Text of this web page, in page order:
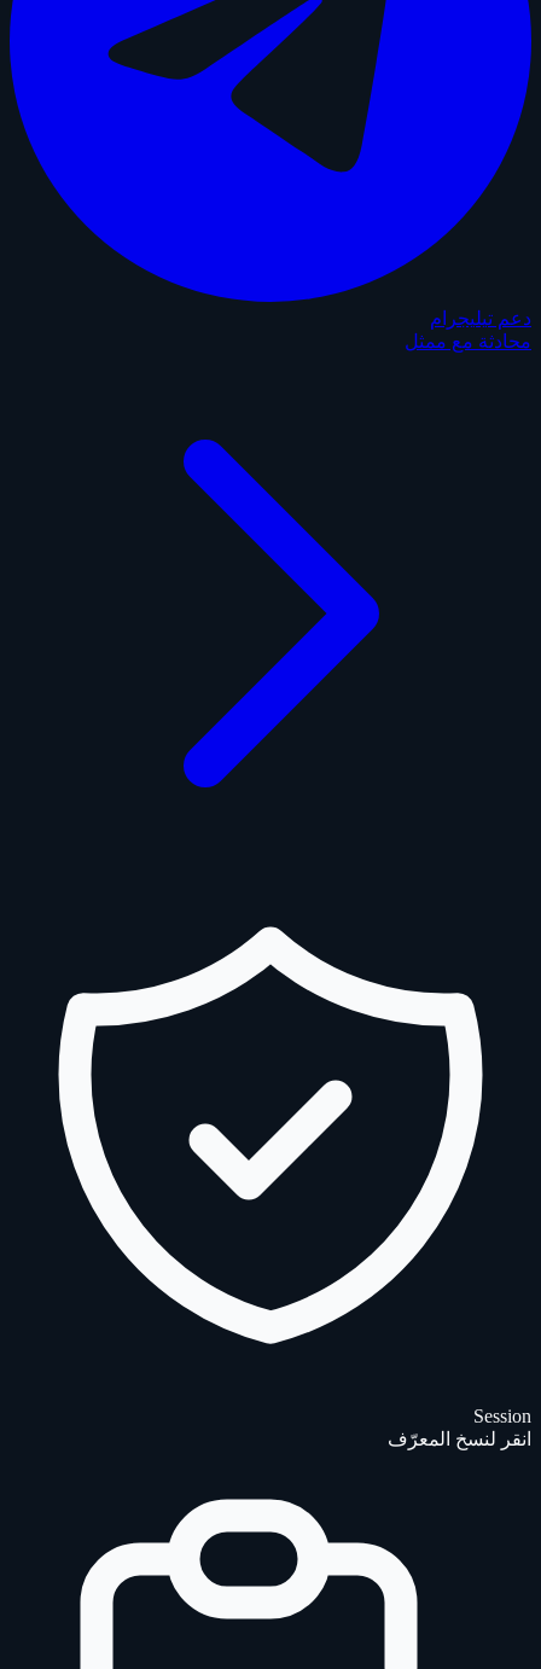
دعم تيليجرام
محادثة مع ممثل
Session
انقر لنسخ المعرّف